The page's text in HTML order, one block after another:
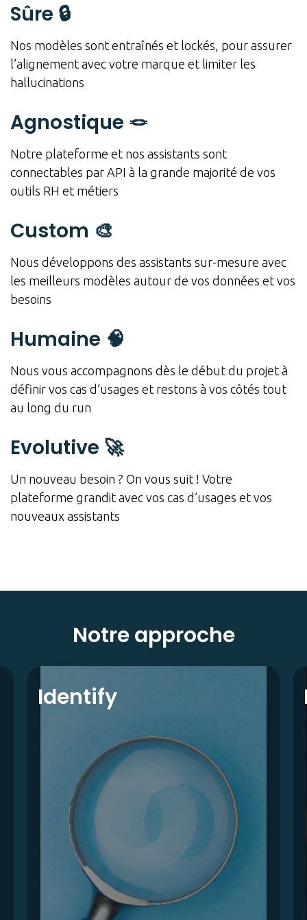
Sûre 🔒
Nos modèles sont entraînés et lockés, pour assurer
l’alignement avec votre marque et limiter les
hallucinations
Agnostique 🪢
Notre plateforme et nos assistants sont
connectables par API à la grande majorité de vos
outils RH et métiers
Custom 🎨
Nous développons des assistants sur-mesure avec
les meilleurs modèles autour de vos données et vos
besoins
Humaine 🧠
Nous vous accompagnons dès le début du projet à
définir vos cas d’usages et restons à vos côtés tout
au long du run
Evolutive 🚀
Un nouveau besoin ? On vous suit ! Votre
plateforme grandit avec vos cas d’usages et vos
nouveaux assistants
Notre approche
Identify